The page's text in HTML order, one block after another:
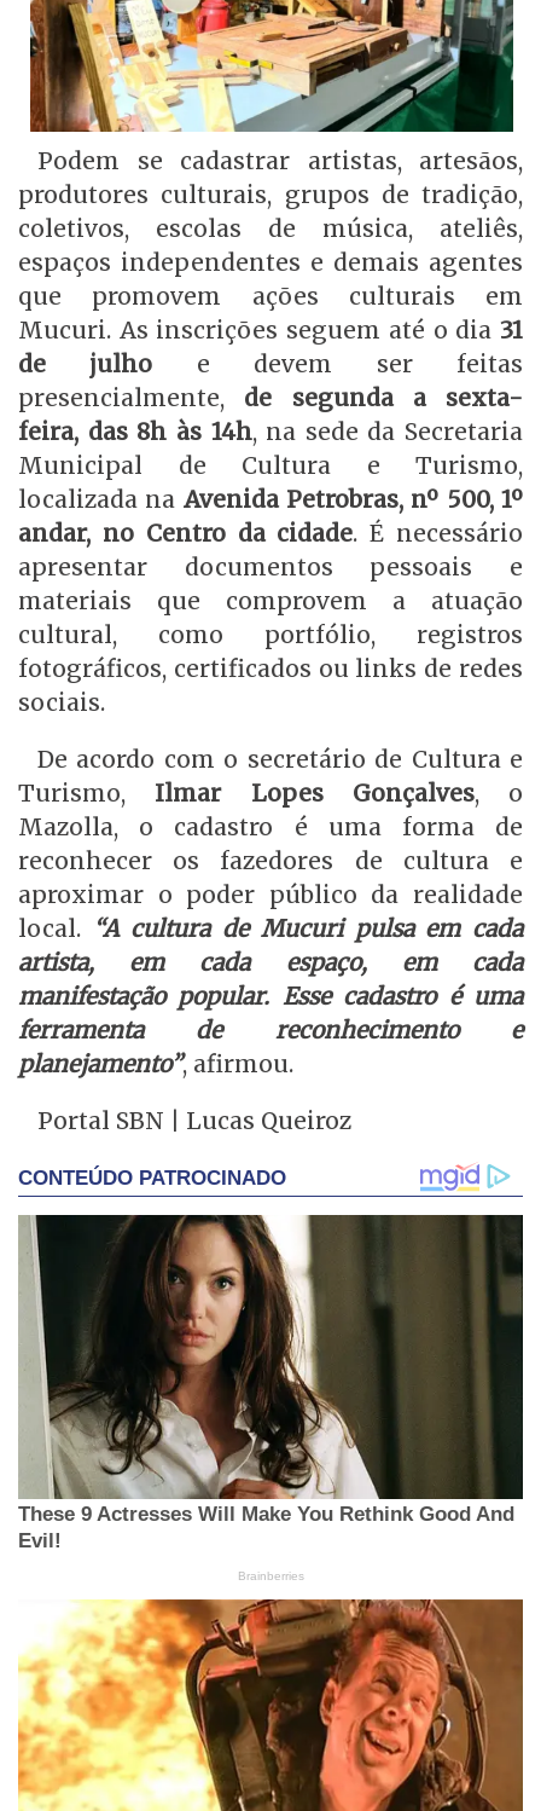
Podem se cadastrar artistas, artesãos,
produtores culturais, grupos de tradição,
coletivos, escolas de música, ateliês,
espaços independentes e demais agentes
que promovem ações culturais em
Mucuri. As inscrições seguem até o dia 31
de julho e devem ser feitas
presencialmente, de segunda a sexta-
feira, das 8h às 14h, na sede da Secretaria
Municipal de Cultura e Turismo,
localizada na Avenida Petrobras, nº 500, 1º
andar, no Centro da cidade. É necessário
apresentar documentos pessoais e
materiais que comprovem a atuação
cultural, como portfólio, registros
fotográficos, certificados ou links de redes
sociais.
De acordo com o secretário de Cultura e
Turismo, Ilmar Lopes Gonçalves, o
Mazolla, o cadastro é uma forma de
reconhecer os fazedores de cultura e
aproximar o poder público da realidade
local. “A cultura de Mucuri pulsa em cada
artista, em cada espaço, em cada
manifestação popular. Esse cadastro é uma
ferramenta de reconhecimento e
planejamento”, afirmou.
Portal SBN | Lucas Queiroz